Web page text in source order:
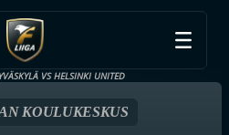
VS HELSINKI UNITED
KOULUKESKUS